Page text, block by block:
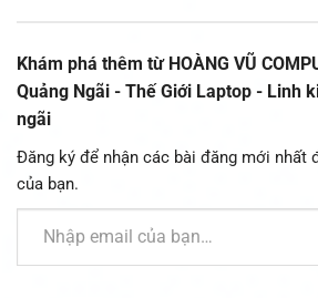
Khám phá thêm từ HOÀNG VŨ
Quảng Ngãi - Thế Giới Laptop - Linh
ngãi
Đăng ký để nhận các bài đăng mới nhất
của bạn.
Nhập email của bạn…